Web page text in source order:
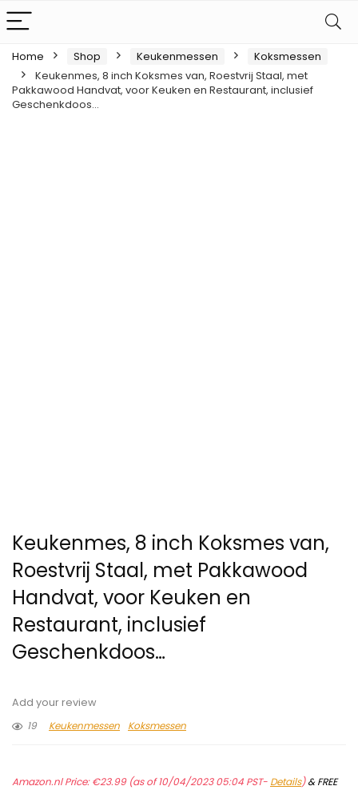
Home Shop Keukenmessen
Koksmessen
Keukenmes, 8 inch Koksmes van, Roestvrij Staal, met
Pakkawood Handvat, voor Keuken en Restaurant, inclusief
Geschenkdoos…
Keukenmes, 8 inch Koksmes van,
Roestvrij Staal, met Pakkawood
Handvat, voor Keuken en
Restaurant, inclusief
Geschenkdoos…
Add your review
19
Keukenmessen Koksmessen
Amazon.nl Price:€23.99(as of 10/04/2023 05:04 PST- Details)&FREE